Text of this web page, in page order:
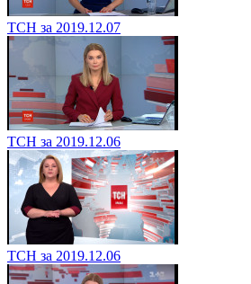
ТСН за 2019.12.07
ТСН за 2019.12.06
ТСН за 2019.12.06